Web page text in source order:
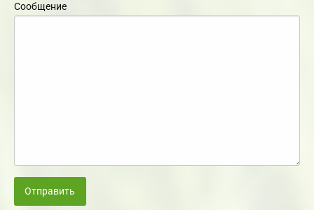
Сообщение
Отправить